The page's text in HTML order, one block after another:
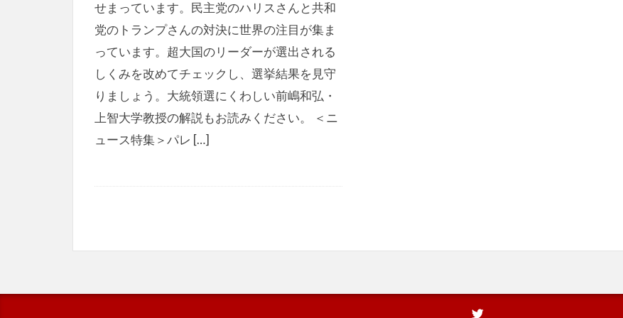
せまっています。民主党のハリスさんと共和
党のトランプさんの対決に世界の注目が集ま
っています。超大国のリーダーが選出される
しくみを改めてチェックし、選挙結果を見守
りましょう。大統領選にくわしい前嶋和弘・
上智大学教授の解説もお読みください。 ＜ニ
ュース特集＞パレ […]